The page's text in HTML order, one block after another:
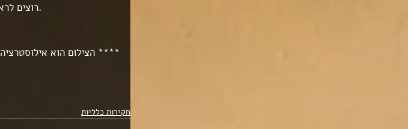
** רוצים לראות את הפרקים הבאים של יומנו של חוקר, תעשו "לייק" לעמוד.
**** הצילום הוא אילוסטרציה
חקירות כלליות